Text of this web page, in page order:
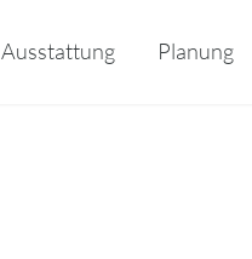
Ausstattung Planung